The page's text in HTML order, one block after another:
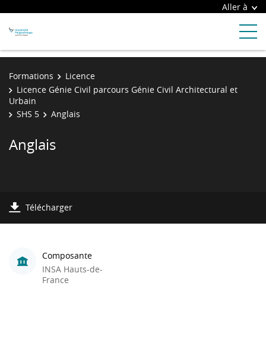
Aller à
Formations
Licence
Licence Génie Civil parcours Génie Civil Architectural et
Urbain
SHS 5
Anglais
Anglais
Télécharger
Composante
INSA Hauts-de-
France